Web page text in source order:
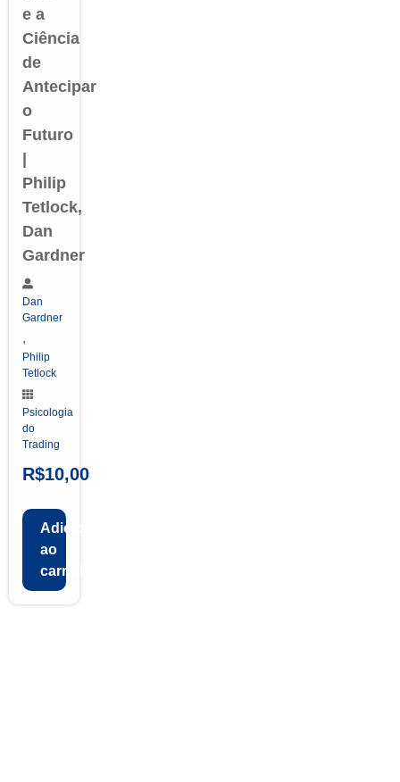
e a
Ciência
de
Antecipar
o
Futuro
Philip
Tetlock,
Dan
Gardner
Dan
Gardner
,
Philip
Tetlock
Psicologia
do
Trading
R$10,00
Adicionar
ao
carrinho